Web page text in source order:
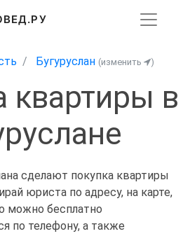
Бугуруслан (изменить )
квартиры в
сделают покупка квартиры
юриста по адресу, на карте,
можно бесплатно
по телефону, а также